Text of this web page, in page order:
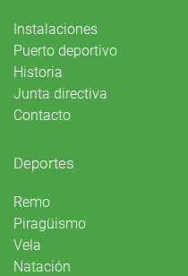
Instalaciones
Puerto deportivo
Historia
Junta directiva
Contacto
Deportes
Remo
Piragüismo
Vela
Natación